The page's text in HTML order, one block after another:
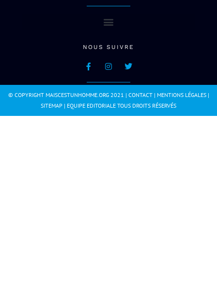
NOUS SUIVRE
© COPYRIGHT MAISCESTUNHOMME.ORG 2021 | CONTACT| MENTIONS LÉGALES|
SITEMAP | EQUIPE EDITORIALE TOUS DROITS RÉSERVÉS